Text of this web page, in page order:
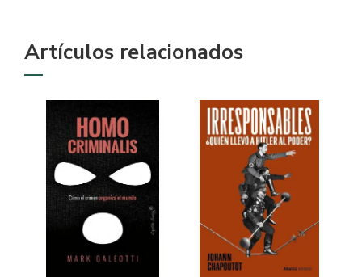
Artículos relacionados